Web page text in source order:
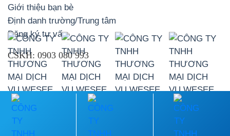
Giới thiệu bạn bè
Định danh trường/Trung tâm
Đăng ký tư vấn
CSKH: 0903 080 993